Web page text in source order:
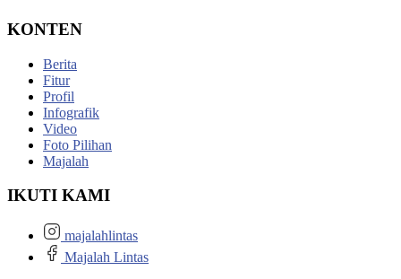
KONTEN
Berita
Fitur
Profil
Infografik
Video
Foto Pilihan
Majalah
IKUTI KAMI
majalahlintas
Majalah Lintas